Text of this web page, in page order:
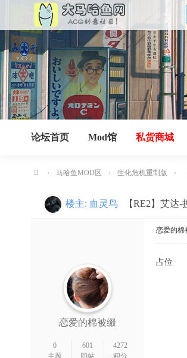
论坛首页 Mod馆 私货商城
› 马哈鱼MOD区 › 生化危机重制版 ›
楼主: 血灵鸟 【RE2】艾达
恋爱的棉被缀
0
主题
601
回帖
4272
积分
恋爱的棉
占位